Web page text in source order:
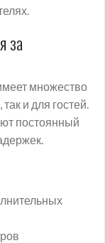
за
множество
и для гостей.
постоянный